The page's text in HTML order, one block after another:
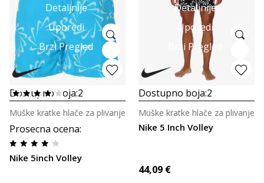
Detaljnije
Uporedi
Brzi Pregled
Dostupno boja:2
Prosecna ocena:
Nike 5inch Volley
Muške kratke hlače za plivanje
Detaljnije
Uporedi
Brzi Pregled
Dostupno boja:2
Nike 5 Inch Volley
Muške kratke hlače za plivanje
44,09 €